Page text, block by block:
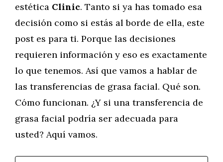
estética Clinic. Tanto si ya has tomado esa
decisión como si estás al borde de ella, este
post es para ti. Porque las decisiones
requieren información y eso es exactamente
lo que tenemos. Así que vamos a hablar de
las transferencias de grasa facial. Qué son.
Cómo funcionan. ¿Y si una transferencia de
grasa facial podría ser adecuada para
usted? Aquí vamos.